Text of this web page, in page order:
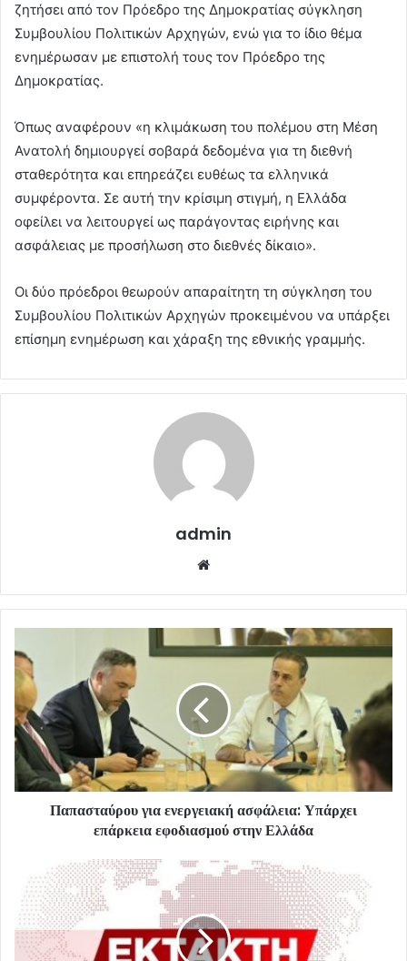
ζητήσει από τον Πρόεδρο της Δημοκρατίας σύγκληση
Συμβουλίου Πολιτικών Αρχηγών, ενώ για το ίδιο θέμα
ενημέρωσαν με επιστολή τους τον Πρόεδρο της
Δημοκρατίας.
Όπως αναφέρουν «η κλιμάκωση του πολέμου στη Μέση
Ανατολή δημιουργεί σοβαρά δεδομένα για τη διεθνή
σταθερότητα και επηρεάζει ευθέως τα ελληνικά
συμφέροντα. Σε αυτή την κρίσιμη στιγμή, η Ελλάδα
οφείλει να λειτουργεί ως παράγοντας ειρήνης και
ασφάλειας με προσήλωση στο διεθνές δίκαιο».
Οι δύο πρόεδροι θεωρούν απαραίτητη τη σύγκληση του
Συμβουλίου Πολιτικών Αρχηγών προκειμένου να υπάρξει
επίσημη ενημέρωση και χάραξη της εθνικής γραμμής.
admin
Παπασταύρου για ενεργειακή ασφάλεια: Υπάρχει
επάρκεια εφοδιασμού στην Ελλάδα